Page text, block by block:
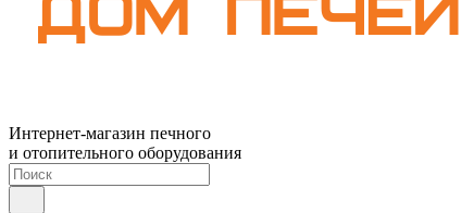
Интернет-магазин печного
и отопительного оборудования